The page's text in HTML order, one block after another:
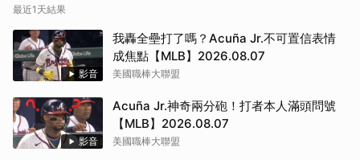
最近1天結果
影音
我轟全壘打了嗎？Acuña Jr.不可置信表情
成焦點【MLB】2026.08.07
美國職棒大聯盟
影音
Acuña Jr.神奇兩分砲！打者本人滿頭問號
【MLB】2026.08.07
美國職棒大聯盟